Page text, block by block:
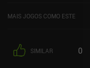
impossível jogar. Com
MAIS JOGOS COMO ESTE
SIMILAR 0